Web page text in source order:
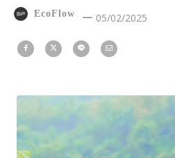
EcoFlow 05/02/2025